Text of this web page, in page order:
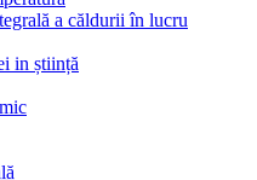
a căldurii în lucru
in știință